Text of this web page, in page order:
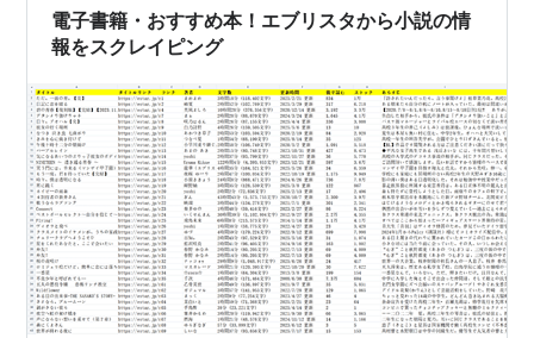
か。東宝は1932年に日比谷で東京宝塚劇場を設置したこ
とから始まり、それが省略されて、今の東…
電子書籍・おすすめ本！エブリスタから小説の情
報をスクレイピング